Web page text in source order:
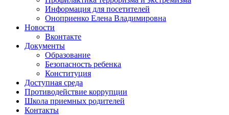
Информация для посетителей
Оноприенко Елена Владимировна
Новости
Вконтакте
Документы
Образование
Безопасность ребенка
Конституция
Доступная среда
Противодействие коррупции
Школа приемных родителей
Контакты